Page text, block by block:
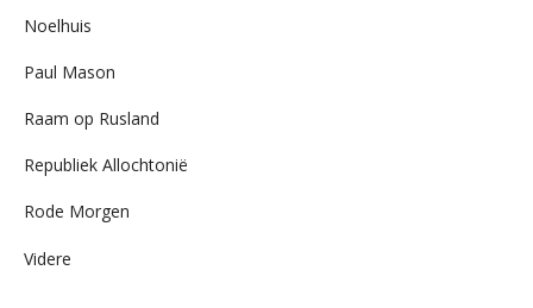
Noelhuis
Paul Mason
Raam op Rusland
Republiek Allochtonië
Rode Morgen
Videre